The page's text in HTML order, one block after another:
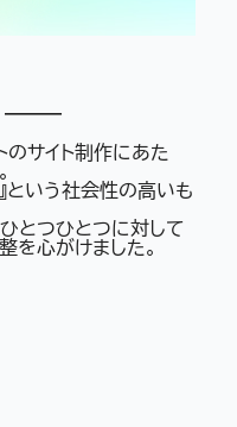
———
サイト制作にあた
という社会性の高いも
ひとつひとつに対して
を心がけました。